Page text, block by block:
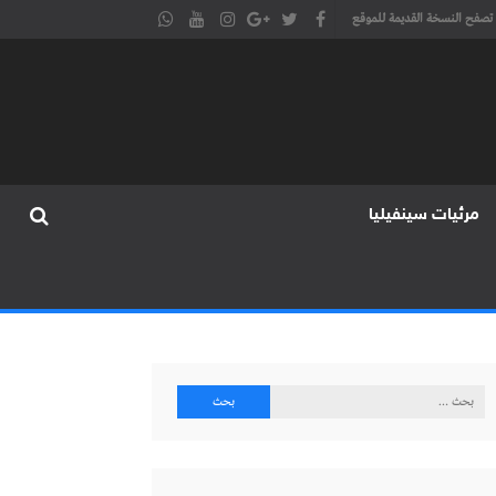
تصفح النسخة القديمة للموقع
مرئيات سينفيليا
البحث